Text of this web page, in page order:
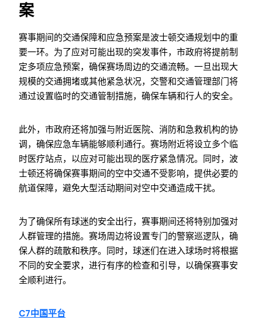
案
赛事期间的交通保障和应急预案是波士顿交通规划中的重
要一环。为了应对可能出现的突发事件，市政府将提前制
定多项应急预案，确保赛场周边的交通流畅。一旦出现大
规模的交通拥堵或其他紧急状况，交警和交通管理部门将
通过设置临时的交通管制措施，确保车辆和行人的安全。
此外，市政府还将加强与附近医院、消防和急救机构的协
调，确保应急车辆能够顺利通行。赛场附近将设立多个临
时医疗站点，以应对可能出现的医疗紧急情况。同时，波
士顿还将确保赛事期间的空中交通不受影响，提供必要的
航道保障，避免大型活动期间对空中交通造成干扰。
为了确保所有球迷的安全出行，赛事期间还将特别加强对
人群管理的措施。赛场周边将设置专门的警察巡逻队，确
保人群的疏散和秩序。同时，球迷们在进入球场时将根据
不同的安全要求，进行有序的检查和引导，以确保赛事安
全顺利进行。
C7中国平台